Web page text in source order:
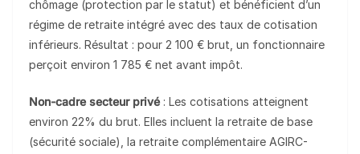
chômage (protection par le statut) et bénéficient d’un
régime de retraite intégré avec des taux de cotisation
inférieurs. Résultat : pour 2 100 € brut, un fonctionnaire
perçoit environ 1 785 € net avant impôt.
Non-cadre secteur privé: Les cotisations atteignent
environ 22% du brut. Elles incluent la retraite de base
(sécurité sociale), la retraite complémentaire AGIRC-